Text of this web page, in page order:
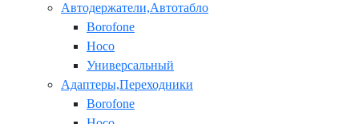
Автодержатели,Автотабло
Borofone
Hoco
Универсальный
Адаптеры,Переходники
Borofone